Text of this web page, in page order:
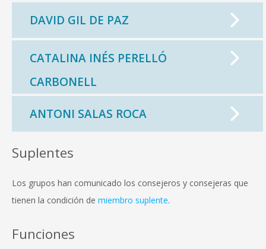
CONSELL DE MALLORCA
SEDE ELECTRÓNICA
TRANSPARENCIA
DAVID GIL DE PAZ
CATALINA INÉS PERELLÓ
CARBONELL
ANTONI SALAS ROCA
Suplentes
Los grupos han comunicado los consejeros y consejeras que
tienen la condición de miembro suplente.
Funciones